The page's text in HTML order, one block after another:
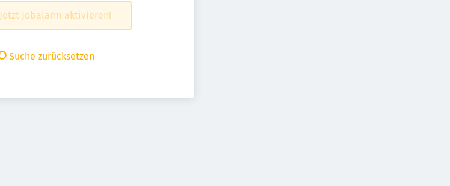
Jetzt Jobalarm aktivieren!
Suche zurücksetzen